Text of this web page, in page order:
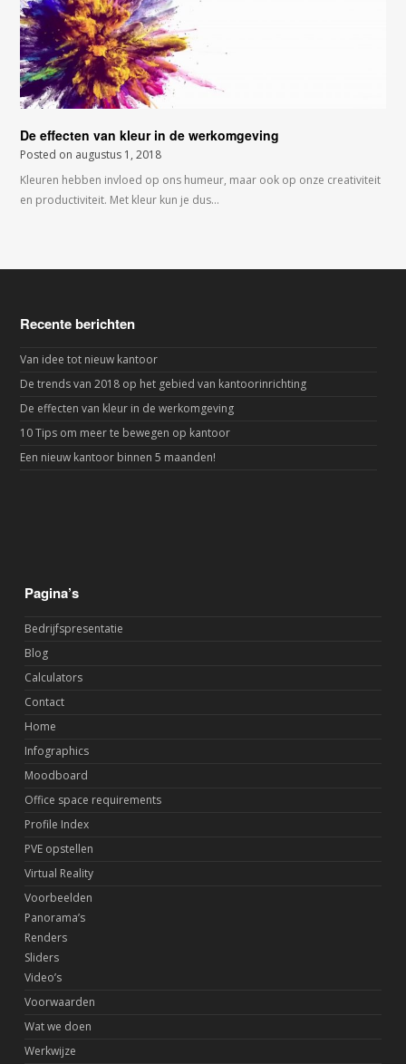
De effecten van kleur in de werkomgeving
Posted on augustus 1, 2018
Kleuren hebben invloed op ons humeur, maar ook op onze creativiteit
en productiviteit. Met kleur kun je dus…
Recente berichten
Van idee tot nieuw kantoor
De trends van 2018 op het gebied van kantoorinrichting
De effecten van kleur in de werkomgeving
10 Tips om meer te bewegen op kantoor
Een nieuw kantoor binnen 5 maanden!
Pagina’s
Bedrijfspresentatie
Blog
Calculators
Contact
Home
Infographics
Moodboard
Office space requirements
Profile Index
PVE opstellen
Virtual Reality
Voorbeelden
Panorama’s
Renders
Sliders
Video’s
Voorwaarden
Wat we doen
Werkwijze